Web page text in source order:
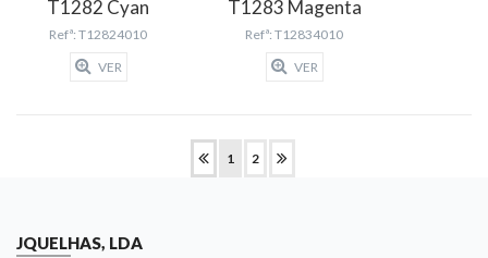
T1282 Cyan
Refª: T12824010
VER
T1283 Magenta
Refª: T12834010
VER
1 2
JQUELHAS, LDA